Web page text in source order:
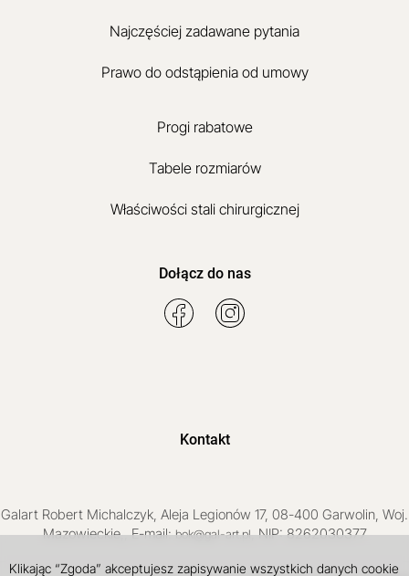
Najczęściej zadawane pytania
Prawo do odstąpienia od umowy
Progi rabatowe
Tabele rozmiarów
Właściwości stali chirurgicznej
Dołącz do nas
Kontakt
Galart Robert Michalczyk, Aleja Legionów 17, 08-400 Garwolin, Woj.
Mazowieckie,, E-mail:bok@gal-art.pl, NIP: 8262030377
Klikając “Zgoda” akceptujesz zapisywanie wszystkich danych cookie